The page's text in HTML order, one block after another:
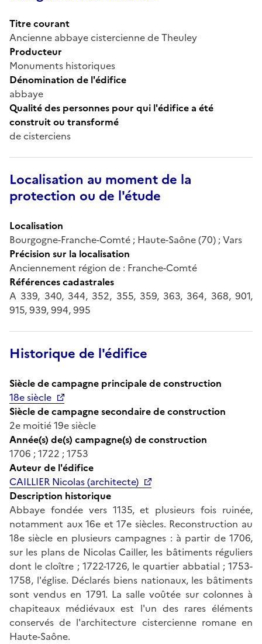
Titre courant
Ancienne abbaye cistercienne de Theuley
Producteur
Monuments historiques
Dénomination de l'édifice
abbaye
Qualité des personnes pour qui l'édifice a été
construit ou transformé
de cisterciens
Localisation au moment de la
protection ou de l'étude
Localisation
Bourgogne-Franche-Comté ; Haute-Saône (70) ; Vars
Précision sur la localisation
Anciennement région de : Franche-Comté
Références cadastrales
A 339, 340, 344, 352, 355, 359, 363, 364, 368, 901,
915, 939, 994, 995
Historique de l'édifice
Siècle de campagne principale de construction
18e siècle
Siècle de campagne secondaire de construction
2e moitié 19e siècle
Année(s) de(s) campagne(s) de construction
1706 ; 1722 ; 1753
Auteur de l'édifice
CAILLIER Nicolas (architecte)
Description historique
Abbaye fondée vers 1135, et plusieurs fois ruinée,
notamment aux 16e et 17e siècles. Reconstruction au
18e siècle en plusieurs campagnes : à partir de 1706,
sur les plans de Nicolas Cailler, les bâtiments réguliers
dont le cloître ; 1722-1726, le quartier abbatial ; 1753-
1758, l'église. Déclarés biens nationaux, les bâtiments
sont vendus en 1791. La salle voûtée sur colonnes à
chapiteaux médiévaux est l'un des rares éléments
conservés de l'architecture cistercienne romane en
Haute-Saône.